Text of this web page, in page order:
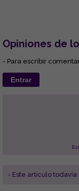
Opiniones de
- Para escribir
Entrar
- Este articulo